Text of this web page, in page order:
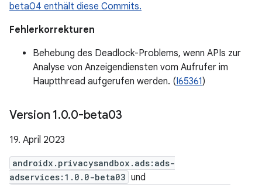
beta04 enthält diese Commits.
Fehlerkorrekturen
Behebung des Deadlock-Problems, wenn APIs zur
Analyse von Anzeigendiensten vom Aufrufer im
Hauptthread aufgerufen werden. (I65361)
Version 1.0.0-beta03
19. April 2023
androidx.privacysandbox.ads:ads-
adservices:1.0.0-beta03 und